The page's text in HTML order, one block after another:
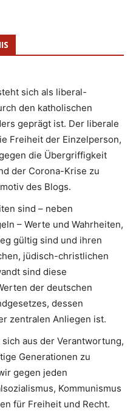
sich als liberal-
den katholischen
geprägt ist. Der liberale
Freiheit der Einzelperson,
die Übergriffigkeit
der Corona-Krise zu
des Blogs.
sind – neben
– Werte und Wahrheiten,
gültig sind und ihren
jüdisch-christlichen
sind diese
der deutschen
dessen
zentralen Anliegen ist.
aus der Verantwortung,
Generationen zu
gegen jeden
Kommunismus
für Freiheit und Recht.